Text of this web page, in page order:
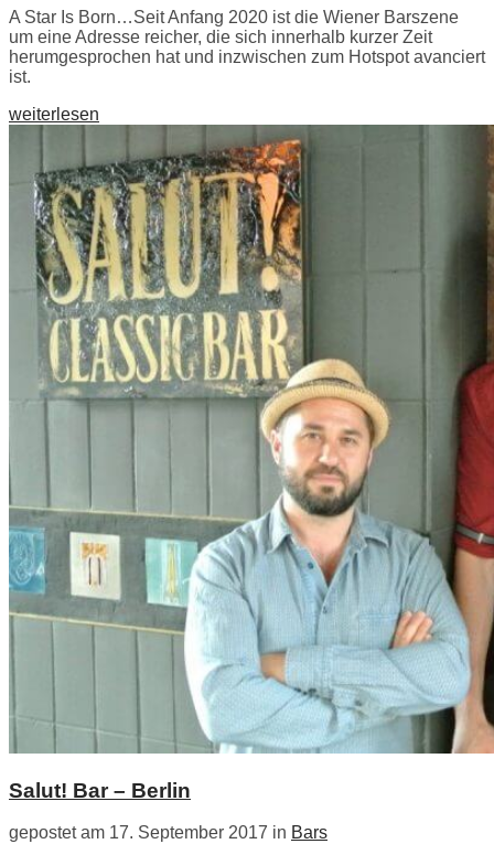
A Star Is Born…Seit Anfang 2020 ist die Wiener Barszene
um eine Adresse reicher, die sich innerhalb kurzer Zeit
herumgesprochen hat und inzwischen zum Hotspot avanciert
ist.
weiterlesen
Salut! Bar – Berlin
gepostet am 17. September 2017 in Bars